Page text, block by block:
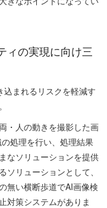
ィの実現に向け三
まれるリスクを軽減す
・人の動きを撮影した画
処理を行い、処理結果
なソリューションを提供
リューションとして、
無い横断歩道でAI画像検
対策システムがありま